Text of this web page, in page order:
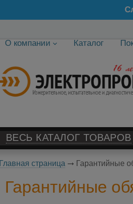
О компании
Каталог
ВЕСЬ КАТАЛОГ ТОВАРОВ
Главная страница Гарантийные
Гарантийные